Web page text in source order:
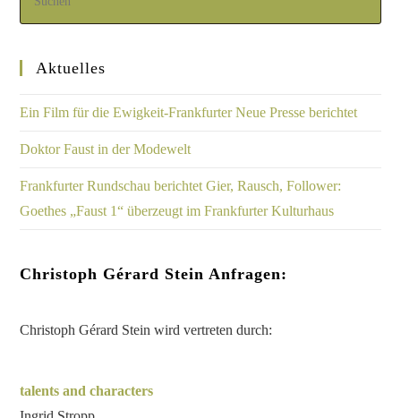
Aktuelles
Ein Film für die Ewigkeit-Frankfurter Neue Presse berichtet
Doktor Faust in der Modewelt
Frankfurter Rundschau berichtet Gier, Rausch, Follower:
Goethes „Faust 1“ überzeugt im Frankfurter Kulturhaus
Christoph Gérard Stein Anfragen:
Christoph Gérard Stein wird vertreten durch:
talents and characters